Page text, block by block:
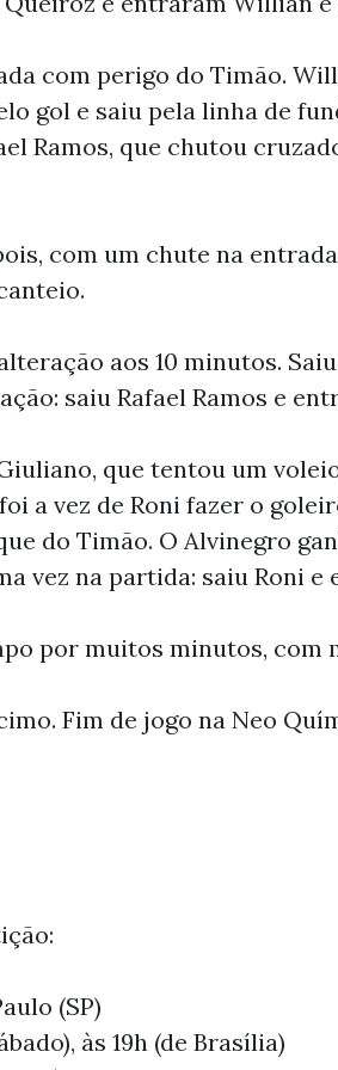
com perigo do Timão.
gol e saiu pela linha de
Ramos, que chutou
com um chute na
aos 10 minutos.
saiu Rafael Ramos e
que tentou um
a vez de Roni fazer o
do Timão. O Alvinegro
vez na partida: saiu Roni e
por muitos minutos, com
Fim de jogo na Neo
(SP)
às 19h (de Brasília)